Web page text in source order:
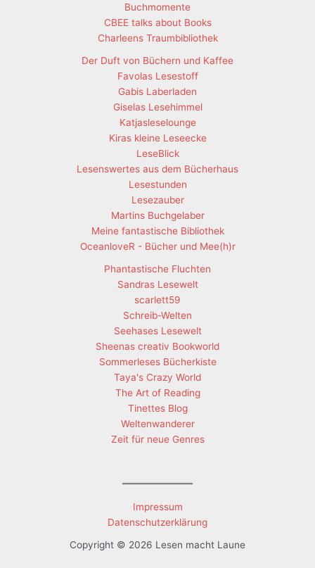
Buchmomente
CBEE talks about Books
Charleens Traumbibliothek
Der Duft von Büchern und Kaffee
Favolas Lesestoff
Gabis Laberladen
Giselas Lesehimmel
Katjasleselounge
Kiras kleine Leseecke
LeseBlick
Lesenswertes aus dem Bücherhaus
Lesestunden
Lesezauber
Martins Buchgelaber
Meine fantastische Bibliothek
OceanloveR - Bücher und Mee(h)r
Phantastische Fluchten
Sandras Lesewelt
scarlett59
Schreib-Welten
Seehases Lesewelt
Sheenas creativ Bookworld
Sommerleses Bücherkiste
Taya's Crazy World
The Art of Reading
Tinettes Blog
Weltenwanderer
Zeit für neue Genres
Impressum
Datenschutzerklärung
Copyright © 2026 Lesen macht Laune